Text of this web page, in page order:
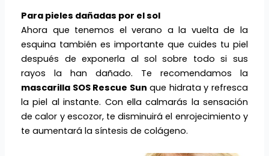
Para pieles dañadas por el sol
Ahora que tenemos el verano a la vuelta de la
esquina también es importante que cuides tu piel
después de exponerla al sol sobre todo si sus
rayos la han dañado. Te recomendamos la
mascarilla SOS Rescue Sun que hidrata y refresca
la piel al instante. Con ella calmarás la sensación
de calor y escozor, te disminuirá el enrojecimiento y
te aumentará la síntesis de colágeno.